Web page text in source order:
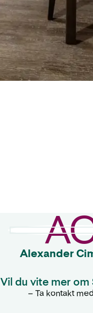
Vil du vite mer om
– Ta kontakt
Alexander